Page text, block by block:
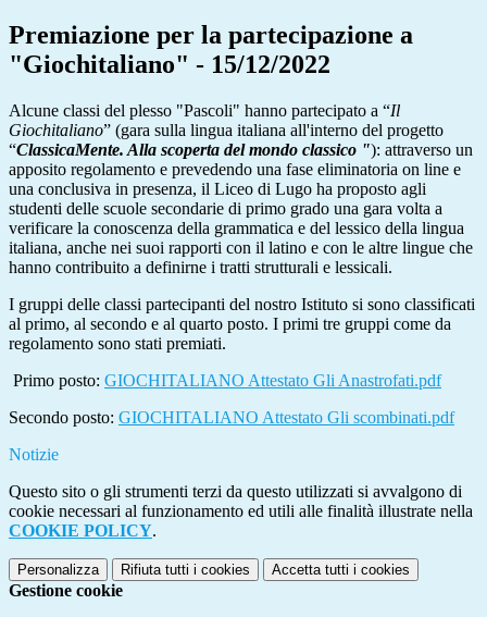
Premiazione per la partecipazione a
"Giochitaliano" - 15/12/2022
Alcune classi del plesso "Pascoli" hanno partecipato a “Il
Giochitaliano” (gara sulla lingua italiana all'interno del progetto
“ClassicaMente. Alla scoperta del mondo classico "): attraverso un
apposito regolamento e prevedendo una fase eliminatoria on line e
una conclusiva in presenza, il Liceo di Lugo ha proposto agli
studenti delle scuole secondarie di primo grado una gara volta a
verificare la conoscenza della grammatica e del lessico della lingua
italiana, anche nei suoi rapporti con il latino e con le altre lingue che
hanno contribuito a definirne i tratti strutturali e lessicali.
I gruppi delle classi partecipanti del nostro Istituto si sono classificati
al primo, al secondo e al quarto posto. I primi tre gruppi come da
regolamento sono stati premiati.
Primo posto: GIOCHITALIANO Attestato Gli Anastrofati.pdf
Secondo posto: GIOCHITALIANO Attestato Gli scombinati.pdf
Notizie
Questo sito o gli strumenti terzi da questo utilizzati si avvalgono di
cookie necessari al funzionamento ed utili alle finalità illustrate nella
COOKIE POLICY.
Personalizza Rifiuta tutti i cookies Accetta tutti i cookies
Gestione cookie